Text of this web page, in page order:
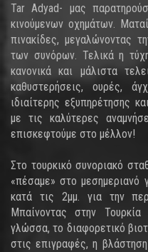
Tar Adyad- μας
κινούμενων οχημάτων.
πινακίδες, μεγαλώνοντας
των συνόρων. Τελικά η
κανονικά και μάλιστα
καθυστερήσεις, ουρές,
ιδιαίτερης εξυπηρέτησης
με τις καλύτερες
επισκεφτούμε στο μέλλον!
Στο τουρκικό συνοριακό
«πέσαμε» στο μεσημεριανό
κατά τις 2μμ. για την
Μπαίνοντας στην
γλώσσα, το διαφορετικό
στις επιγραφές, η